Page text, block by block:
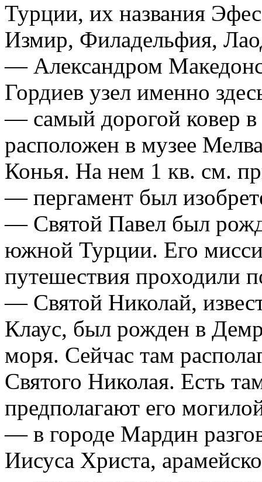
Турции, их названия
Измир, Филадельфия,
— Александром
Гордиев узел именно
— самый дорогой ковер
расположен в музее
Конья. На нем 1 кв. см.
— пергамент был
— Святой Павел был
южной Турции. Его
путешествия проходили
— Святой Николай,
Клаус, был рожден в
моря. Сейчас там
Святого Николая. Есть
предполагают его
— в городе Мардин
Иисуса Христа,